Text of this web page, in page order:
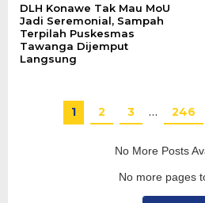
DLH Konawe Tak Mau MoU
Jadi Seremonial, Sampah
Terpilah Puskesmas
Tawanga Dijemput
Langsung
1 2 3 … 246
No More Posts
No more pages